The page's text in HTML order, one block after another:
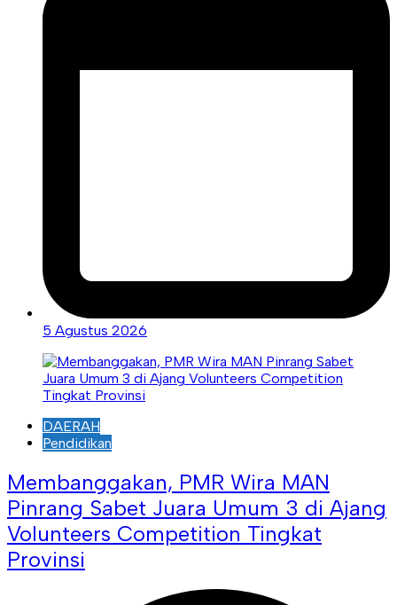
5 Agustus 2026
DAERAH
Pendidikan
Membanggakan, PMR Wira MAN
Pinrang Sabet Juara Umum 3 di Ajang
Volunteers Competition Tingkat
Provinsi